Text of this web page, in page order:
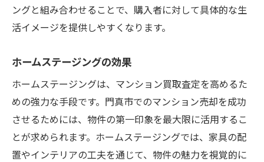
ングと組み合わせることで、購入者に対して具体的な生
活イメージを提供しやすくなります。
ホームステージングの効果
ホームステージングは、マンション買取査定を高めるた
めの強力な手段です。門真市でのマンション売却を成功
させるためには、物件の第一印象を最大限に活用するこ
とが求められます。ホームステージングでは、家具の配
置やインテリアの工夫を通じて、物件の魅力を視覚的に